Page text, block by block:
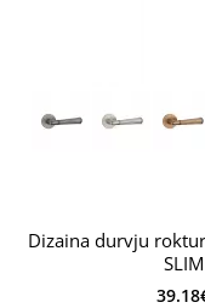
Dizaina durvju
SLIM